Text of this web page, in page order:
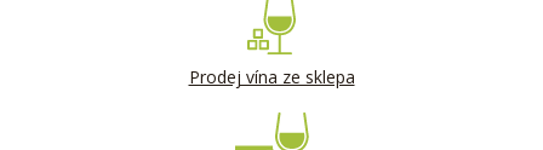
Prodej vína ze sklepa